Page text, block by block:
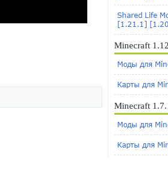
Shared Life
[1.21.1]
Minecraft
Моды для
Карты для
Minecraft
Моды для
Карты для